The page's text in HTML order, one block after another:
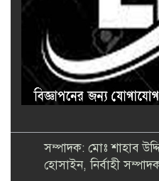
সম্পাদক: মোঃ শাহাব
হোসাইন, নির্বাহী